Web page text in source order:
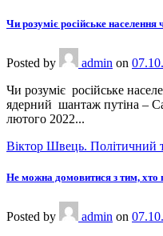
Чи розуміє російське населення
Posted by admin on
Чи розуміє російське
ядерний шантаж путіна –
лютого 2022...
Віктор Швець. Політичний
Не можна домовитися з тим, хто
Posted by admin on